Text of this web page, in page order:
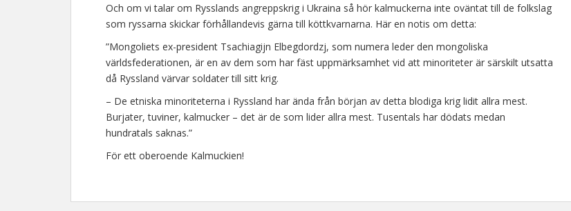
Och om vi talar om Rysslands angreppskrig i Ukraina så hör kalmuckerna inte oväntat till de folkslag
som ryssarna skickar förhållandevis gärna till köttkvarnarna. Här en notis om detta:
”Mongoliets ex-president Tsachiagijn Elbegdordzj, som numera leder den mongoliska
världsfederationen, är en av dem som har fäst uppmärksamhet vid att minoriteter är särskilt utsatta
då Ryssland värvar soldater till sitt krig.
– De etniska minoriteterna i Ryssland har ända från början av detta blodiga krig lidit allra mest.
Burjater, tuviner, kalmucker – det är de som lider allra mest. Tusentals har dödats medan
hundratals saknas.”
För ett oberoende Kalmuckien!